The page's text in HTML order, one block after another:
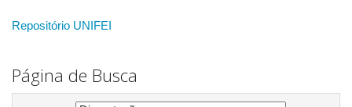
Repositório UNIFEI
Página de Busca